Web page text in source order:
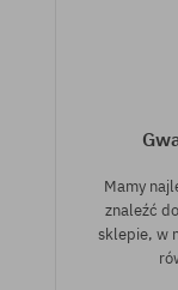
Mamy
znaleźć
sklepie, w